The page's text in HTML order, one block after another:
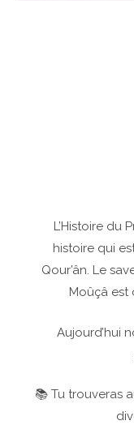
L’Histoire du
histoire qui
Qour’ân. Le
Moûçâ est
Aujourd’hui
📚 Tu trouveras